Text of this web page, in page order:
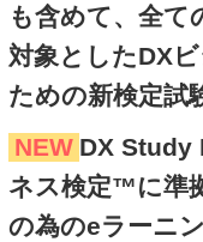
も含めて、全て
対象としたDX
ための新検定試
NEW DX
ネス検定™に準
の為のeラーニ